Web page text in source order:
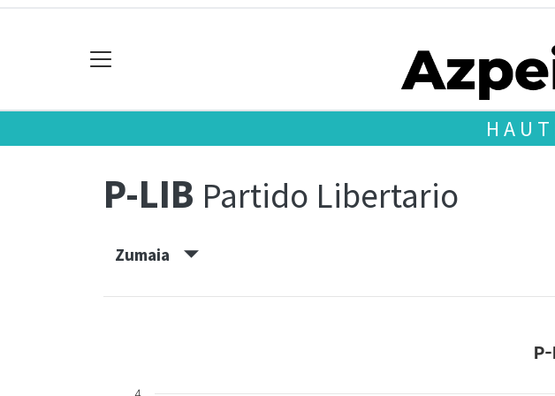
P-LIB Partido Libertario
Zumaia